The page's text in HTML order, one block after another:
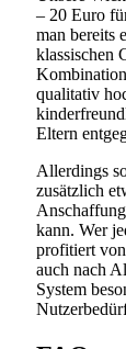
– 20 Euro
man bereits
klassischen
qualitativ
Eltern
Allerdings
zusätzlich
kann. Wer
profitiert
auch nach
System